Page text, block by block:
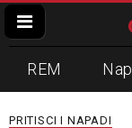
REM
Zvučni top
PRITISCI I NAPADI